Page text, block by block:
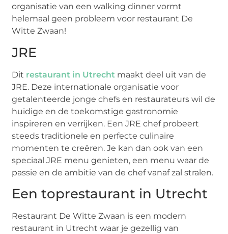
organisatie van een walking dinner vormt
helemaal geen probleem voor restaurant De
Witte Zwaan!
JRE
Dit restaurant in Utrecht maakt deel uit van de
JRE. Deze internationale organisatie voor
getalenteerde jonge chefs en restaurateurs wil de
huidige en de toekomstige gastronomie
inspireren en verrijken. Een JRE chef probeert
steeds traditionele en perfecte culinaire
momenten te creëren. Je kan dan ook van een
speciaal JRE menu genieten, een menu waar de
passie en de ambitie van de chef vanaf zal stralen.
Een toprestaurant in Utrecht
Restaurant De Witte Zwaan is een modern
restaurant in Utrecht waar je gezellig van